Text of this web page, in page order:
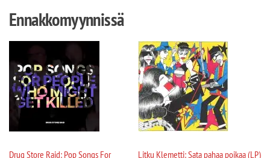
Ennakkomyynnissä
Drug Store Raid: Pop Songs For
Litku Klemetti: Sata pahaa poikaa (LP)